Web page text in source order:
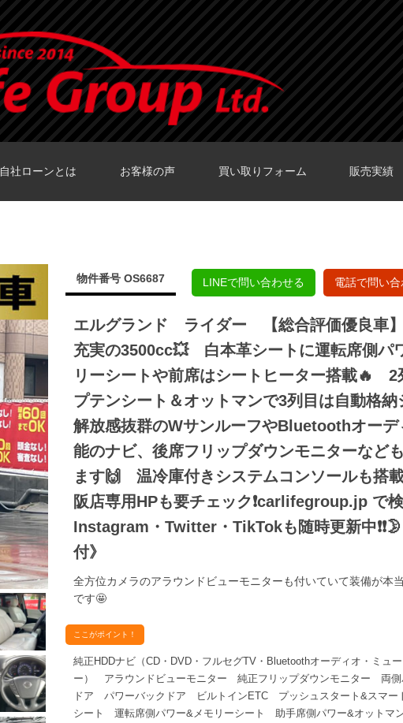
自社ローンとは お客様の声 買い取りフォーム 販売実績
物件番号 OS6687 LINEで問い合わせる 電話で問い合
エルグランド ライダー 【総合評価優良
充実の3500cc💥 白本革シートに運転席側パ
リーシートや前席はシートヒーター搭載🔥 2
プテンシート＆オットマンで3列目は自動格
解放感抜群のWサンルーフやBluetoothオーデ
能のナビ、後席フリップダウンモニターなど
ます🙌 温冷庫付きシステムコンソールも搭
阪店専用HPも要チェック❗carlifegroup.jp で
Instagram・Twitter・TikTokも随時更新中
付》
全方位カメラのアラウンドビューモニターも付いていて装備が本
です🤩
ここがポイント！
純正HDDナビ（CD・DVD・フルセグTV・Bluetoothオーディオ・ミュ
ー） アラウンドビューモニター 純正フリップダウンモニター 両側
ドア パワーバックドア ビルトインETC プッシュスタート&スマ
シート 運転席側パワー&メモリーシート 助手席側パワー&オットマ